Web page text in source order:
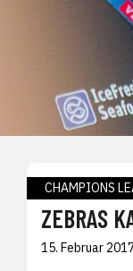
CHAMPIONS
ZEBRAS
15. Februar